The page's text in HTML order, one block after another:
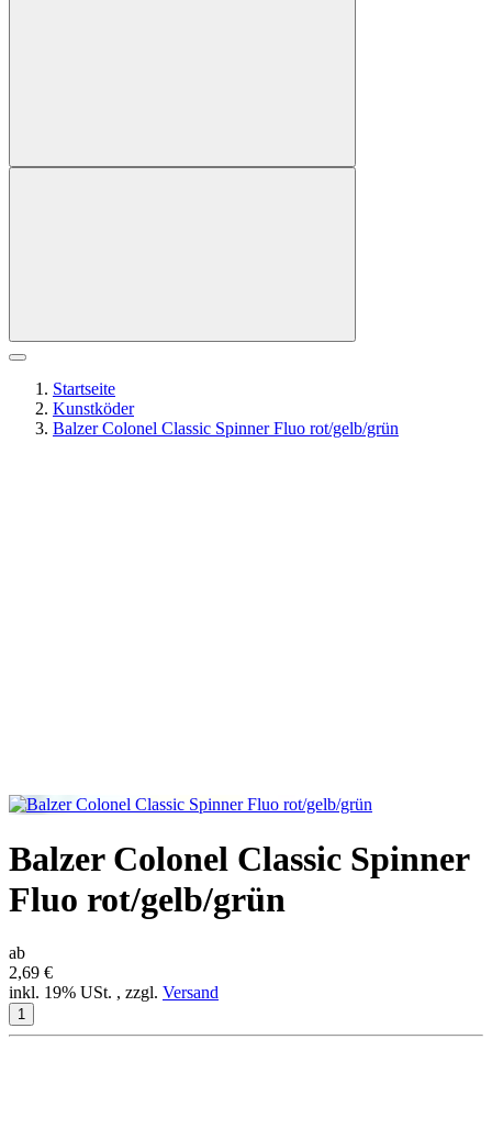
Startseite
Kunstköder
Balzer Colonel Classic Spinner Fluo rot/gelb/grün
Balzer Colonel Classic Spinner
Fluo rot/gelb/grün
ab
2,69 €
inkl. 19% USt. , zzgl. Versand